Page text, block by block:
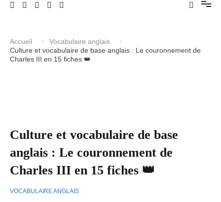
Accueil
Vocabulaire anglais
Culture et vocabulaire de base anglais : Le couronnement de
Charles III en 15 fiches 👑
Culture et vocabulaire de base
anglais : Le couronnement de
Charles III en 15 fiches 👑
VOCABULAIRE ANGLAIS